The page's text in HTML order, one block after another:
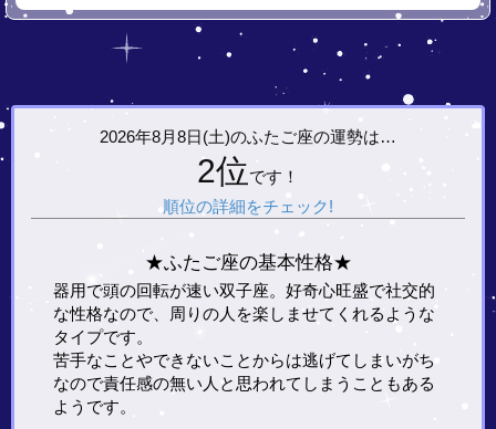
2026年8月8日(土)のふたご座の運勢は…
2位です！
順位の詳細をチェック!
★ふたご座の基本性格★
器用で頭の回転が速い双子座。好奇心旺盛で社交的
な性格なので、周りの人を楽しませてくれるような
タイプです。
苦手なことやできないことからは逃げてしまいがち
なので責任感の無い人と思われてしまうこともある
ようです。